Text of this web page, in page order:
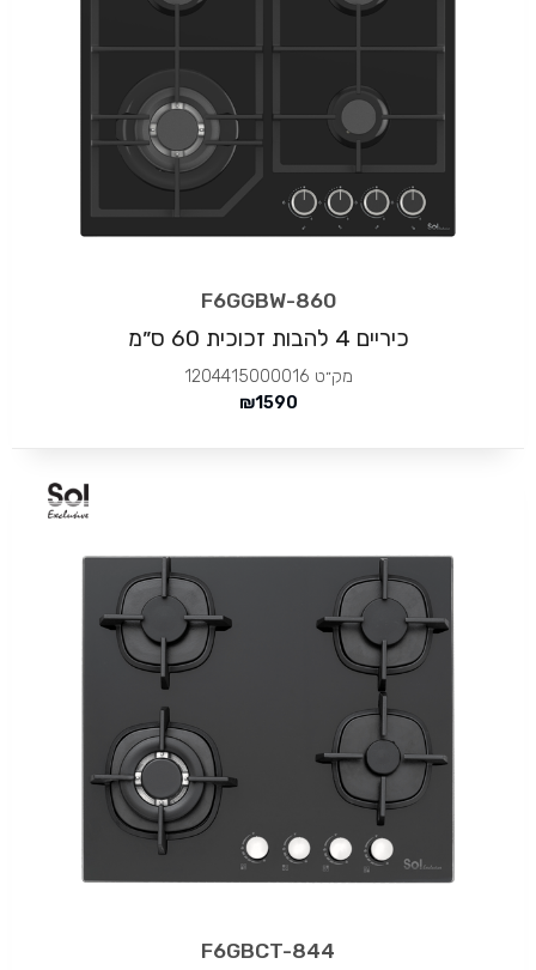
F6GGBW-860
כיריים 4 להבות זכוכית 60 ס״מ
מק״ט 1204415000016
1590
₪
F6GBCT-844